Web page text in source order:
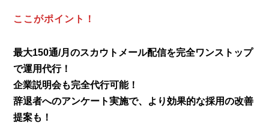
ここがポイント！
最大150通/月のスカウトメール配信を完全ワンストップ
で運用代行！
企業説明会も完全代行可能！
辞退者へのアンケート実施で、より効果的な採用の改善
提案も！